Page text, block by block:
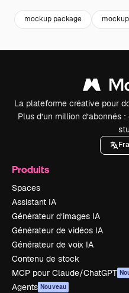
mockup package
La plateforme créative pour
Plus d’un million d’abonnés
Produits
Spaces
Assistant IA
Générateur d’images IA
Générateur de vidéos IA
Générateur de voix IA
Contenu de stock
MCP pour Claude/ChatGPT
Agents Nouveau